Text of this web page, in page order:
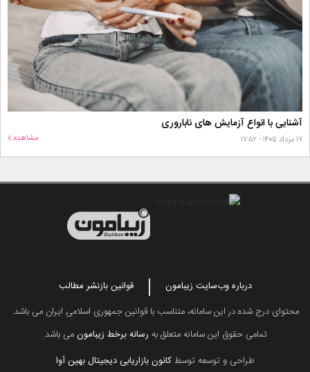
آشنایی با انواع آزمایش های ناباروری
۱۷ مرداد ۱۴۰۵ - ۱۷:۵۲ مشاهده
درباره وب‌سایت زیبامون
قوانین بازنشر مطالب
محتوای درج شده در این سامانه، متناسب با قوانین جمهوری اسلامی ایران می باشد.
تمامی حقوق این سامانه متعلق به رسانه برخط زیبامونمی باشد.
طراحی و توسعه توسطکانون بازاریابی دیجیتال بهین آوا